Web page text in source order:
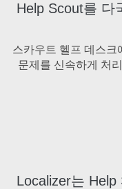
Help Scout를 다
스카우트 헬프 데스크
문제를 신속하게 처
Localizer는